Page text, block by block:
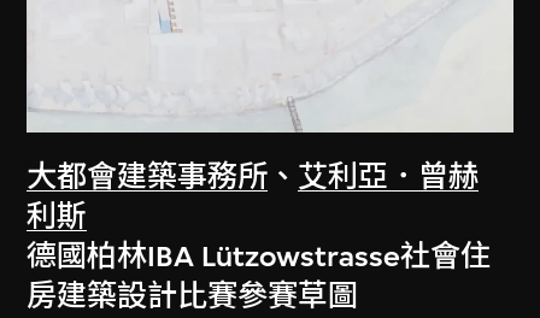
大都會建築事務所 、 艾利亞．曾赫
利斯
德國柏林IBA Lützowstrasse社會住
房建築設計比賽參賽草圖